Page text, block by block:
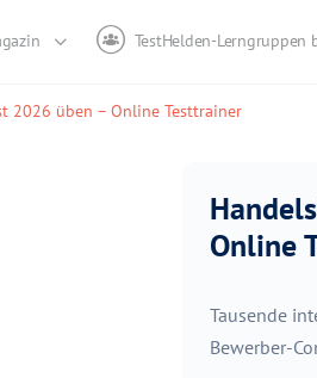
TestHelden-Lerngruppen
2026 üben – Online Testtrainer
Online
Tausende
Bewerber-